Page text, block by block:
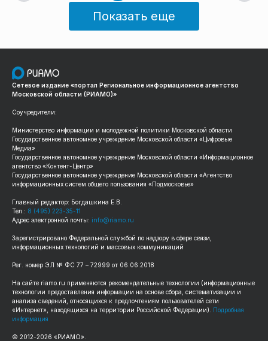
Показать еще
Сетевое издание «портал Региональное информационное агентство
Московской области (РИАМО)»
Соучредители:
Министерство информации и молодежной политики Московской области
Государственное автономное учреждение Московской области «Цифровые
Медиа»
Государственное автономное учреждение Московской области «Информационное
агентство «Контент-Центр»
Государственное автономное учреждение Московской области «Агентство
информационных систем общего пользования «Подмосковье»
Главный редактор: Богдашкина Е.В.
Тел.: 8 (495) 223-35-11
Адрес электронной почты: info@riamo.ru
Зарегистрировано Федеральной службой по надзору в сфере связи,
информационных технологий и массовых коммуникаций
Рег. номер ЭЛ № ФС 77 – 72999 от 06.06.2018
На сайте riamo.ru применяются рекомендательные технологии (информационные
технологии предоставления информации на основе сбора, систематизации и
анализа сведений, относящихся к предпочтениям пользователей сети
«Интернет», находящихся на территории Российской Федерации). Подробная
информация
© 2012-2026 «РИАМО».